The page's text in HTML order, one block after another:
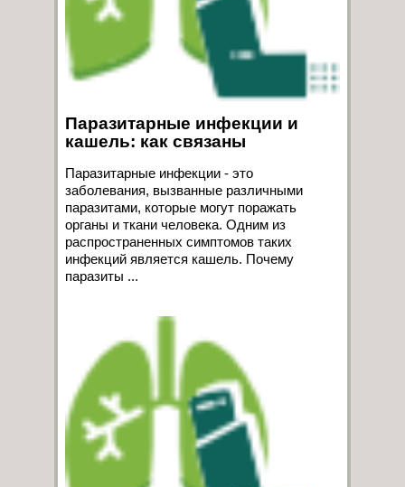
Паразитарные инфекции и
кашель: как связаны
Паразитарные инфекции - это
заболевания, вызванные различными
паразитами, которые могут поражать
органы и ткани человека. Одним из
распространенных симптомов таких
инфекций является кашель. Почему
паразиты ...